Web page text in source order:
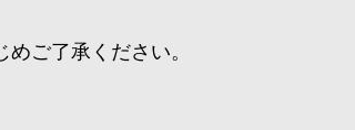
ご了承ください。